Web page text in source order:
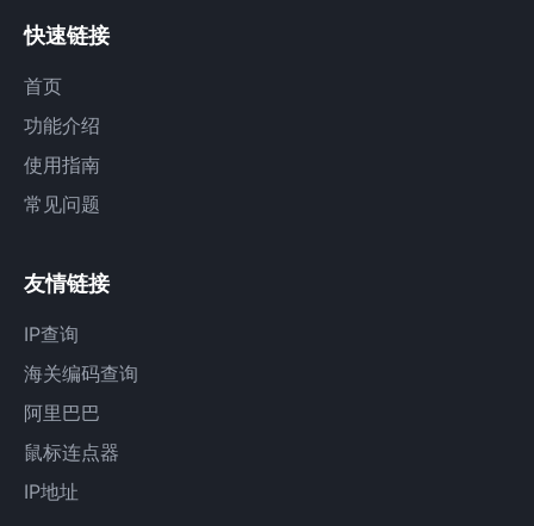
快速链接
首页
功能介绍
使用指南
常见问题
友情链接
IP查询
海关编码查询
阿里巴巴
鼠标连点器
IP地址